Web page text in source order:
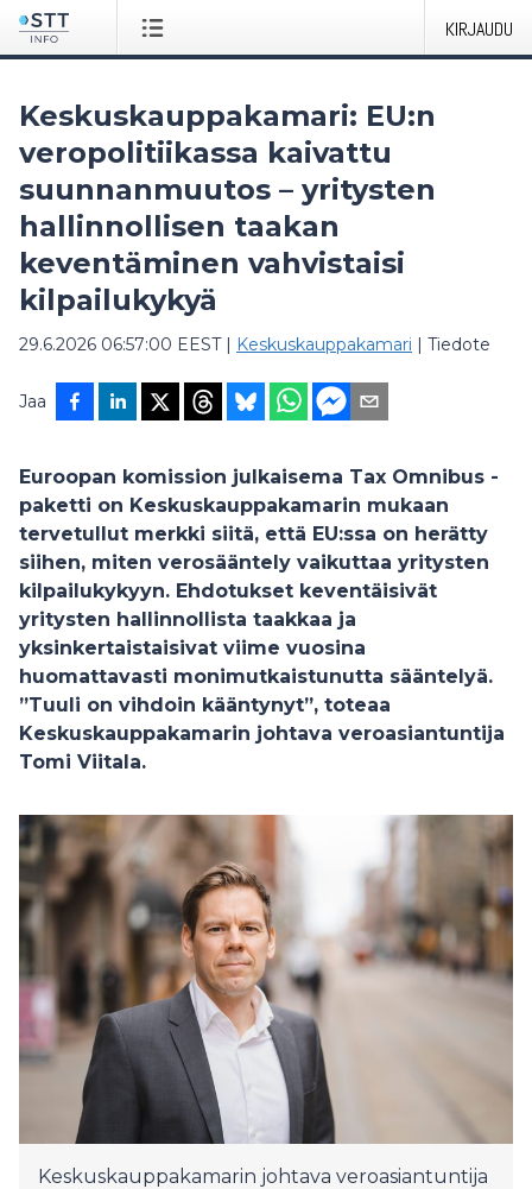
KIRJAUDU
Keskuskauppakamari: EU:n
veropolitiikassa kaivattu
suunnanmuutos – yritysten
hallinnollisen taakan
keventäminen vahvistaisi
kilpailukykyä
29.6.2026 06:57:00 EEST| Keskuskauppakamari | Tiedote
Jaa
Euroopan komission julkaisema Tax Omnibus -
paketti on Keskuskauppakamarin mukaan
tervetullut merkki siitä, että EU:ssa on herätty
siihen, miten verosääntely vaikuttaa yritysten
kilpailukykyyn. Ehdotukset keventäisivät
yritysten hallinnollista taakkaa ja
yksinkertaistaisivat viime vuosina
huomattavasti monimutkaistunutta sääntelyä.
”Tuuli on vihdoin kääntynyt”, toteaa
Keskuskauppakamarin johtava veroasiantuntija
Tomi Viitala.
Keskuskauppakamarin johtava veroasiantuntija